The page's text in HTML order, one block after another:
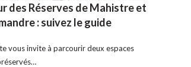
des Réserves de Mahistre et
: suivez le guide
vous invite à parcourir deux espaces